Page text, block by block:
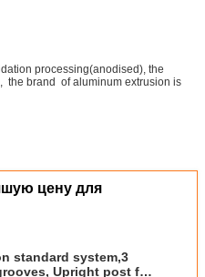
processing(anodised), the
the brand of aluminum extrusion is
цену для
standard system,3
Upright post for